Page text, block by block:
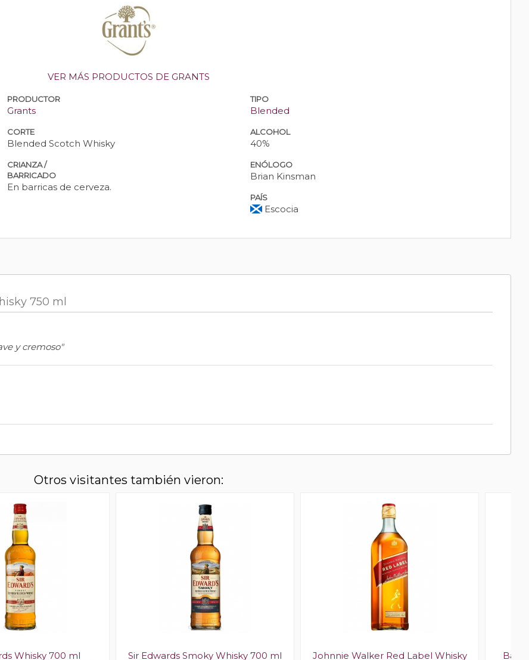
VER MÁS PRODUCTOS DE GRANTS
PRODUCTOR
Grants
TIPO
Blended
CORTE
Blended Scotch Whisky
ALCOHOL
40%
CRIANZA /
BARRICADO
En barricas de cerveza.
ENÓLOGO
Brian Kinsman
PAÍS
Escocia
750 ml
y cremoso"
Otros visitantes también vieron:
Whisky 700 ml Sir Edwards Smoky Whisky 700 ml
Johnnie Walker Red Label Whisky